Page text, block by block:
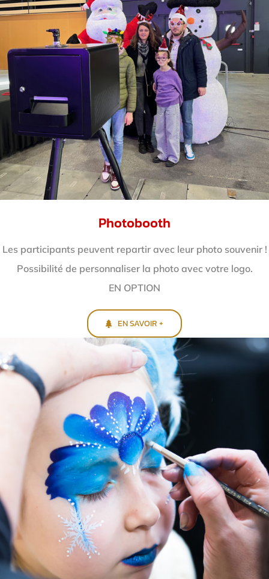
Photobooth
Les participants peuvent repartir avec leur photo souvenir !
Possibilité de personnaliser la photo avec votre logo.
EN OPTION
EN SAVOIR +